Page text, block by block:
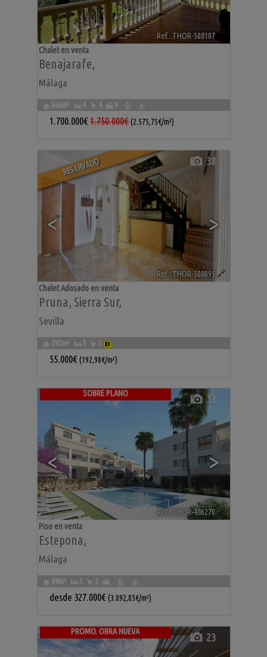
Ref.. THOR-508107 🔗
Benajarafe,
Málaga
Chalet en venta
660m² 4 4 9
1.700.000€ 1.750.000€(2.575,75€/m²)
RESERVADO
< >
38
Ref.. THOR-508095 🔗
Pruna, Sierra Sur,
Sevilla
Chalet Adosado en venta
285m² 5 5
55.000€ (192,98€/m²)
SOBRE PLANO
< >
13
Ref.. THOR-486270 🔗
Estepona,
Málaga
Piso en venta
84m² 2 2
desde 327.000€ (3.892,85€/m²)
PROMO. OBRA NUEVA 23